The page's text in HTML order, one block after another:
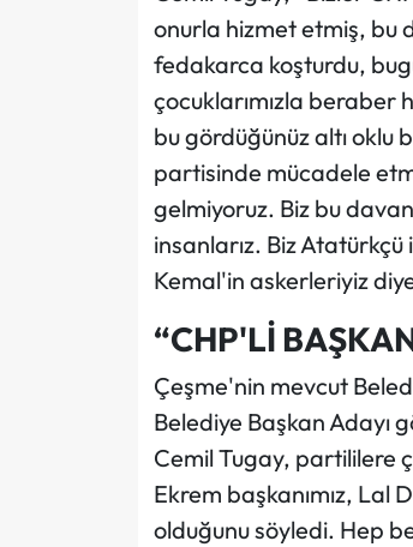
onurla hizmet etmiş, bu
fedakarca koşturdu,
çocuklarımızla beraber
bu gördüğünüz altı oklu
partisinde mücadele
gelmiyoruz. Biz bu
insanlarız. Biz Atatürkçü
Kemal'in askerleriyiz
“CHP'Lİ
Çeşme'nin mevcut
Belediye Başkan Adayı
Cemil Tugay, partililere
Ekrem başkanımız, Lal
olduğunu söyledi. Hep